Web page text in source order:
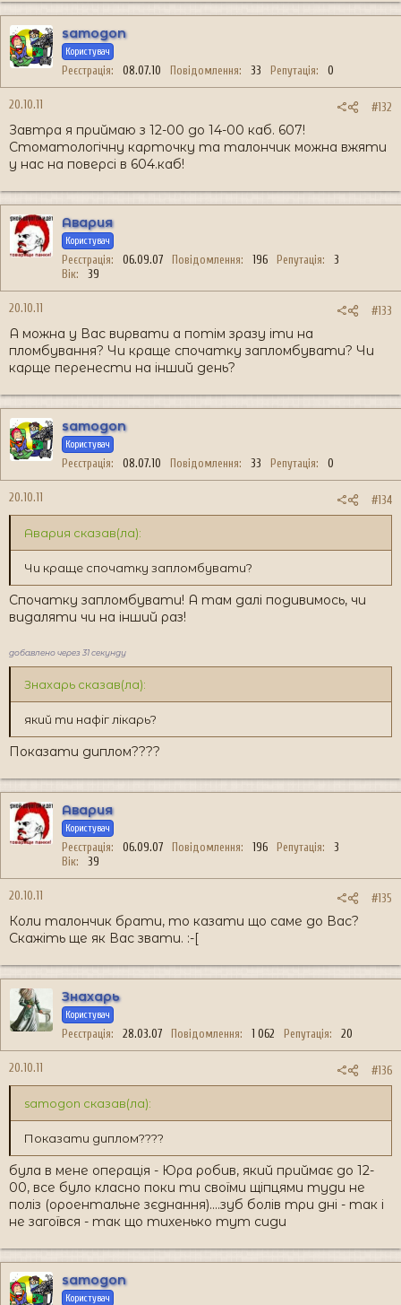
samogon
Користувач
Реєстрація 08.07.10 Повідомлення 33 Репутація 0
20.10.11 #132
Завтра я приймаю з 12-00 до 14-00 каб. 607!
Стоматологічну карточку та талончик можна вжяти
у нас на поверсі в 604.каб!
Авария
Користувач
Реєстрація 06.09.07 Повідомлення 196 Репутація
3
Вік
39
20.10.11 #133
А можна у Вас вирвати а потім зразу іти на
пломбування? Чи краще спочатку запломбувати? Чи
карще перенести на інший день?
samogon
Користувач
Реєстрація 08.07.10 Повідомлення 33 Репутація 0
20.10.11 #134
Авария сказав(ла):
Чи краще спочатку запломбувати?
Спочатку запломбувати! А там далі подивимось, чи
видаляти чи на інший раз!
добавлено через 31 секунду
Знахарь сказав(ла):
який ти нафіг лікарь?
Показати диплом????
Авария
Користувач
Реєстрація 06.09.07 Повідомлення 196 Репутація
3
Вік
39
20.10.11 #135
Коли талончик брати, то казати що саме до Вас?
Скажіть ще як Вас звати. :-[
Знахарь
Користувач
Реєстрація 28.03.07 Повідомлення 1 062 Репутація 20
20.10.11 #136
samogon сказав(ла):
Показати диплом????
була в мене операція - Юра робив, який приймає до 12-
00, все було класно поки ти своїми щіпцями туди не
поліз (ороентальне зєднання)....зуб болів три дні - так і
не загоївся - так що тихенько тут сиди
samogon
Користувач